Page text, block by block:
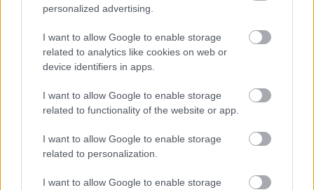
personalized advertising.
I want to allow Google to enable storage
related to analytics like cookies on web or
device identifiers in apps.
I want to allow Google to enable storage
related to functionality of the website or app.
I want to allow Google to enable storage
related to personalization.
I want to allow Google to enable storage
Το καλά κρυμμένο μυστικό της Κρήτης: Το φαράγγι
6 γραφικά χωριά των Κυκλάδων που αξίζει να
ανακαλύψετε